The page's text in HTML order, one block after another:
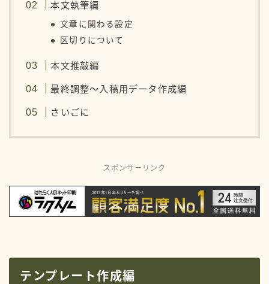
本文執筆編
文章に関わる設定
区切りについて
本文推敲編
最終調整〜入稿用データ作成編
さいごに
スポンサーリンク
テンプレート作成編